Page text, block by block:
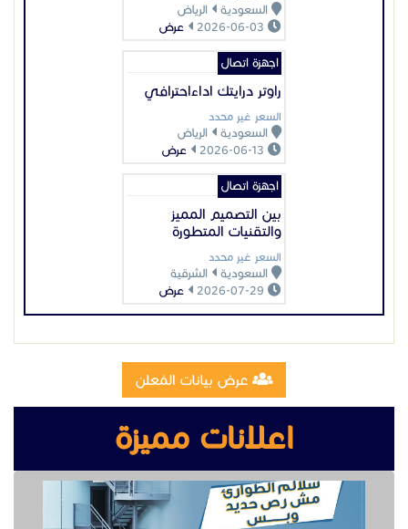
السعودية
الرياض
عرض
راوتر درايتك اداءاحترافي
السعر غير محدد
السعودية
الرياض
عرض
اجهزة اتصال
بين التصميم المميز
والتقنيات المتطورة
السعر غير محدد
السعودية
الشرقية
عرض
اجهزة اتصال
عرض بيانات المُعلن
اعلانات مميزة